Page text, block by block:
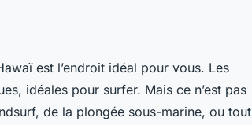
est l’endroit idéal pour vous. Les
idéales pour surfer. Mais ce n’est pas
de la plongée sous-marine, ou tout